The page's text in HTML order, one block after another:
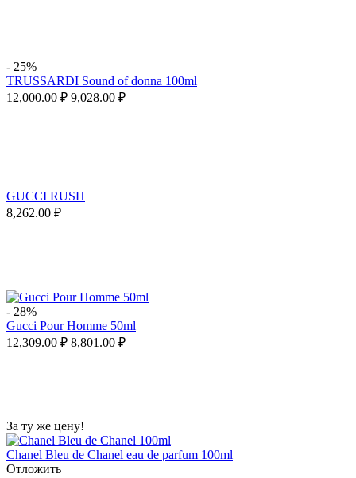
- 25%
TRUSSARDI Sound of donna 100ml
12,000.00 ₽ 9,028.00 ₽
GUCCI RUSH
8,262.00 ₽
- 28%
Gucci Pour Homme 50ml
12,309.00 ₽ 8,801.00 ₽
За ту же цену!
Chanel Bleu de Chanel eau de parfum 100ml
Отложить